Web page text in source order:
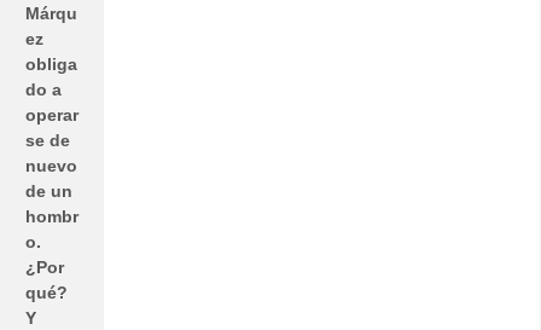
Márqu
ez
obliga
do a
operar
se de
nuevo
de un
hombr
o.
¿Por
qué?
Y